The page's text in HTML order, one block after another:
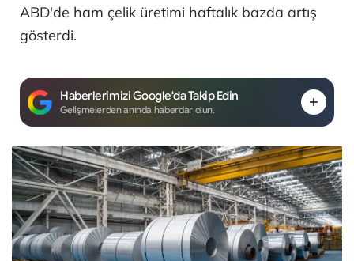
ABD'de ham çelik üretimi haftalık bazda artış
gösterdi.
Haberlerimizi Google'da Takip Edin
Gelişmelerden anında haberdar olun.